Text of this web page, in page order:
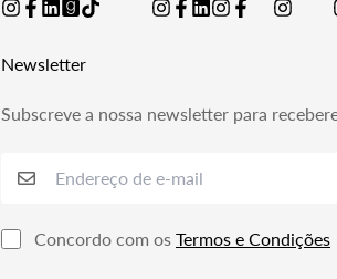
Newsletter
Subscreve a nossa newsletter para
Concordo com os Termos e Condições